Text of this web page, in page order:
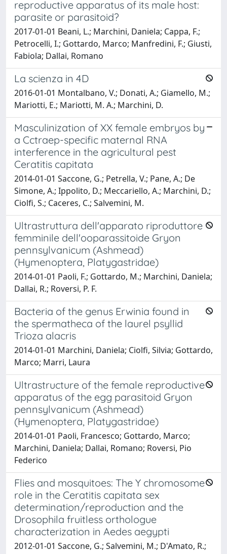
reproductive apparatus of its male host:
parasite or parasitoid?
2017-01-01 Beani, L.; Marchini, Daniela; Cappa, F.;
Petrocelli, I.; Gottardo, Marco; Manfredini, F.; Giusti,
Fabiola; Dallai, Romano
La scienza in 4D
2016-01-01 Montalbano, V.; Donati, A.; Giamello, M.;
Mariotti, E.; Mariotti, M. A.; Marchini, D.
Masculinization of XX female embryos by
a Cctraep-specific maternal RNA
interference in the agricultural pest
Ceratitis capitata
2014-01-01 Saccone, G.; Petrella, V.; Pane, A.; De
Simone, A.; Ippolito, D.; Meccariello, A.; Marchini, D.;
Ciolfi, S.; Caceres, C.; Salvemini, M.
Ultrastruttura dell'apparato riproduttore
femminile dell'ooparassitoide Gryon
pennsylvanicum (Ashmead)
(Hymenoptera, Platygastridae)
2014-01-01 Paoli, F.; Gottardo, M.; Marchini, Daniela;
Dallai, R.; Roversi, P. F.
Bacteria of the genus Erwinia found in
the spermatheca of the laurel psyllid
Trioza alacris
2014-01-01 Marchini, Daniela; Ciolfi, Silvia; Gottardo,
Marco; Marri, Laura
Ultrastructure of the female reproductive
apparatus of the egg parasitoid Gryon
pennsylvanicum (Ashmead)
(Hymenoptera, Platygastridae)
2014-01-01 Paoli, Francesco; Gottardo, Marco;
Marchini, Daniela; Dallai, Romano; Roversi, Pio
Federico
Flies and mosquitoes: The Y chromosome
role in the Ceratitis capitata sex
determination/reproduction and the
Drosophila fruitless orthologue
characterization in Aedes aegypti
2012-01-01 Saccone, G.; Salvemini, M.; D'Amato, R.;